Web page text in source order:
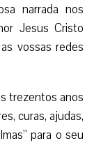
narrada nos
Jesus Cristo
vossas redes
trezentos anos
curas, ajudas,
para o seu